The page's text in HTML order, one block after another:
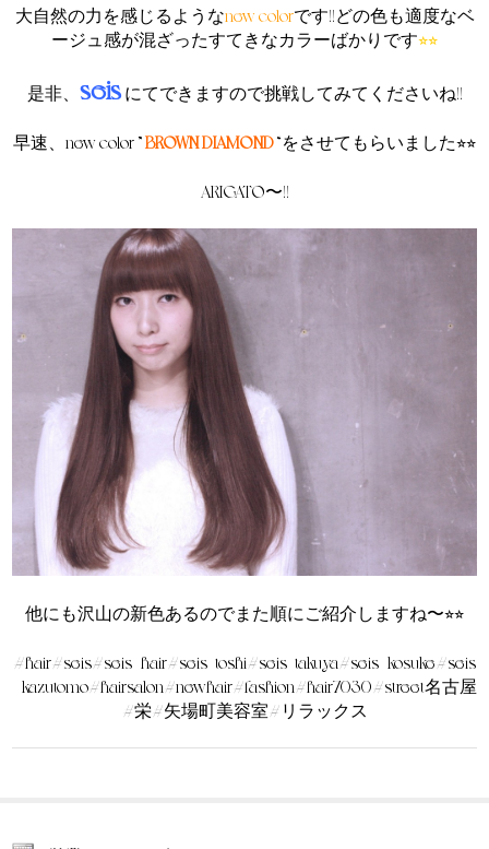
大自然の力を感じるようなnew colorです!!どの色も適度なベ
ージュ感が混ざったすてきなカラーばかりです⭐︎⭐︎
是非、 seis にてできますので挑戦してみてくださいね!!
早速、new color ”BROWN DIAMOND“をさせてもらいました⭐︎⭐︎
ARIGATO〜!!
他にも沢山の新色あるのでまた順にご紹介しますね〜⭐︎⭐︎
#hair#seis#seis_hair#seis_toshi#seis_takuya#seis_kosuke#seis
_kazutomo#hairsalon#newhair#fashion#hair7030#street名古屋
#栄#矢場町美容室#リラックス